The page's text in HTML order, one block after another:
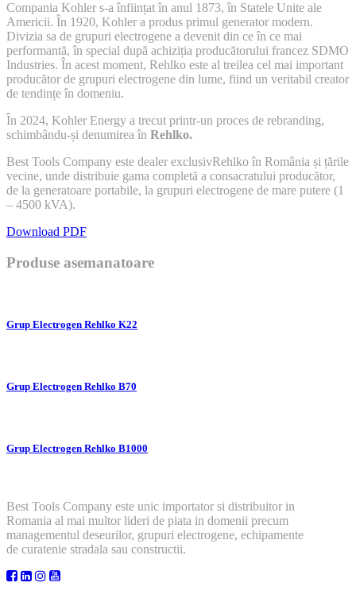
Compania Kohler s-a înființat în anul 1873, în Statele Unite ale
Americii. În 1920, Kohler a produs primul generator modern.
Divizia sa de grupuri electrogene a devenit din ce în ce mai
performantă, în special după achiziția producătorului francez SDMO
Industries. În acest moment, Rehlko este al treilea cel mai important
producător de grupuri electrogene din lume, fiind un veritabil creator
de tendințe în domeniu.
În 2024, Kohler Energy a trecut printr-un proces de rebranding,
schimbându-și denumirea în Rehlko.
Best Tools Company este dealer exclusivRehlko în România și țările
vecine, unde distribuie gama completă a consacratului producător,
de la generatoare portabile, la grupuri electrogene de mare putere (1
– 4500 kVA).
Download PDF
Produse asemanatoare
Grup Electrogen Rehlko K22
Grup Electrogen Rehlko B70
Grup Electrogen Rehlko B1000
Best Tools Company este unic importator si distribuitor in
Romania al mai multor lideri de piata in domenii precum
managementul deseurilor, grupuri electrogene, echipamente
de curatenie stradala sau constructii.